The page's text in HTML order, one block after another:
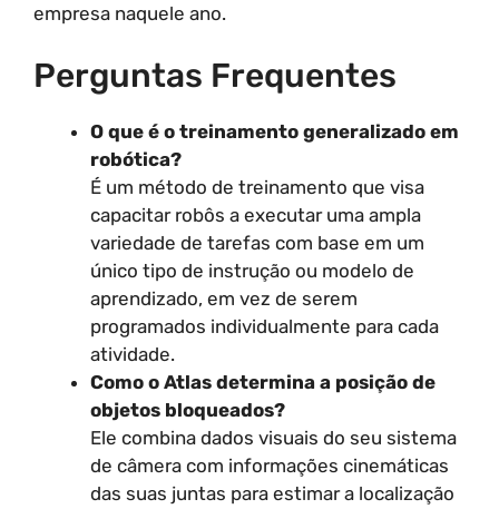
empresa naquele ano.
Perguntas Frequentes
O que é o treinamento generalizado em
robótica?
É um método de treinamento que visa
capacitar robôs a executar uma ampla
variedade de tarefas com base em um
único tipo de instrução ou modelo de
aprendizado, em vez de serem
programados individualmente para cada
atividade.
Como o Atlas determina a posição de
objetos bloqueados?
Ele combina dados visuais do seu sistema
de câmera com informações cinemáticas
das suas juntas para estimar a localização